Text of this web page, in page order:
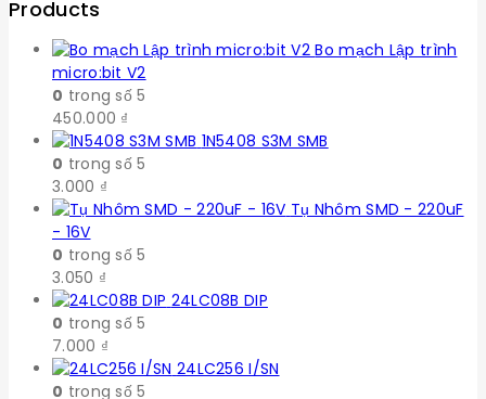
Products
Bo mạch Lập trình
micro:bit V2
0 trong số 5
450.000 ₫
1N5408 S3M SMB
0 trong số 5
3.000 ₫
Tụ Nhôm SMD - 220uF
- 16V
0 trong số 5
3.050 ₫
24LC08B DIP
0 trong số 5
7.000 ₫
24LC256 I/SN
0 trong số 5